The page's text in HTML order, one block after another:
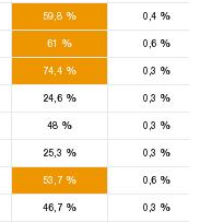
%
59,8 %
% %
%
74,4 %
%
24,6 %
% %
% %
%
53,7 %
%
46,7 %